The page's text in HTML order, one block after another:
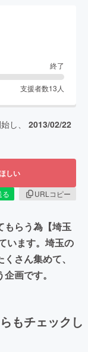
終了
支援者数13 人
し、 2013/02/22
しい
る
URLコピー
もらう為【埼玉
います。埼玉の
さん集めて、
画です。
もチェックし